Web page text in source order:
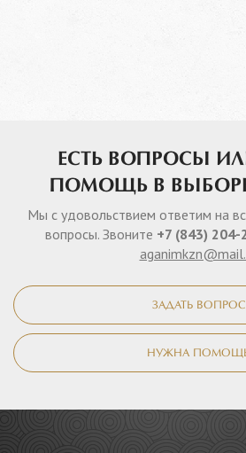
ЕСТЬ ВОПРОСЫ
ПОМОЩЬ В
Мы с удовольствием ответим на
вопросы. Звоните +7 (843) 204-
ЗАДАТЬ ВОПРОС
НУЖНА